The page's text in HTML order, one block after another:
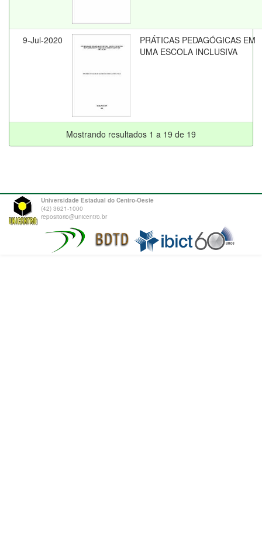
9-Jul-2020
PRÁTICAS PEDAGÓGICAS EM
UMA ESCOLA INCLUSIVA
Mostrando resultados 1 a 19 de 19
Universidade Estadual do Centro-Oeste
(42) 3621-1000
repositorio@unicentro.br